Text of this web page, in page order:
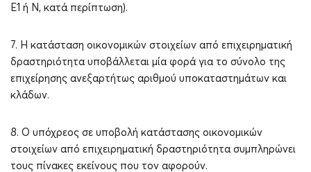
Ε1 ή N, κατά περίπτωση).
7. Η κατάσταση οικονομικών στοιχείων από επιχειρηματική
δραστηριότητα υποβάλλεται μία φορά για το σύνολο της
επιχείρησης ανεξαρτήτως αριθμού υποκαταστημάτων και
κλάδων.
8. Ο υπόχρεος σε υποβολή κατάστασης οικονομικών
στοιχείων από επιχειρηματική δραστηριότητα συμπληρώνει
τους πίνακες εκείνους που τον αφορούν.